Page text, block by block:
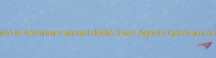
le séminaire annuel dédié à ses Agents Généraux à